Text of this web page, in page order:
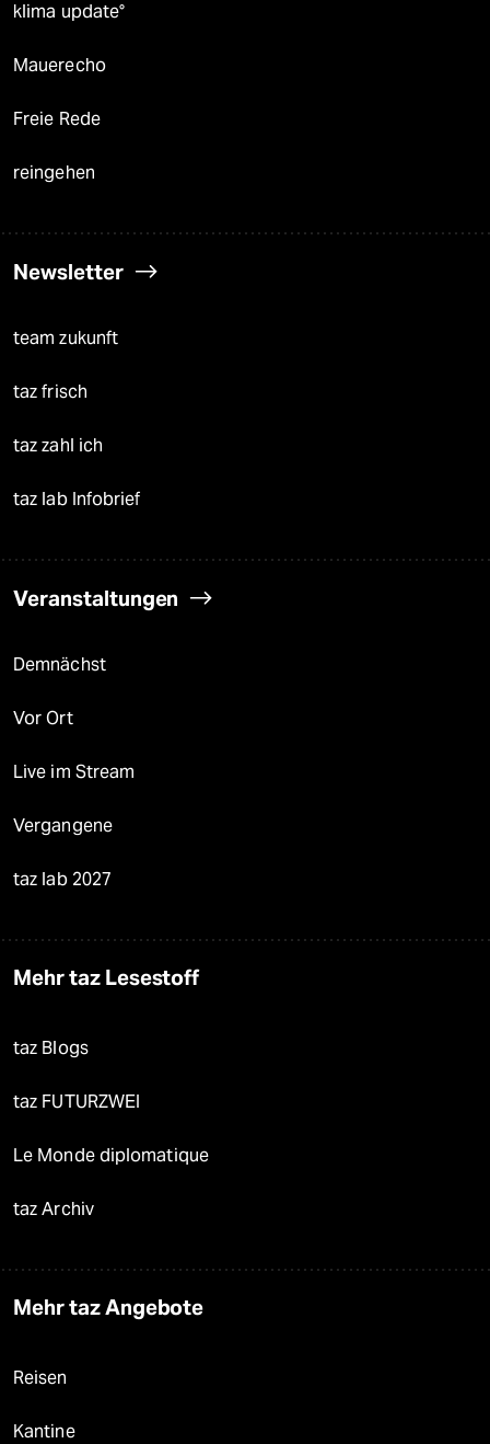
klima update°
Mauerecho
Freie Rede
reingehen
Newsletter
team zukunft
taz frisch
taz zahl ich
taz lab Infobrief
Veranstaltungen
Demnächst
Vor Ort
Live im Stream
Vergangene
taz lab 2027
Mehr taz Lesestoff
taz Blogs
taz FUTURZWEI
Le Monde diplomatique
taz Archiv
Mehr taz Angebote
Reisen
Kantine